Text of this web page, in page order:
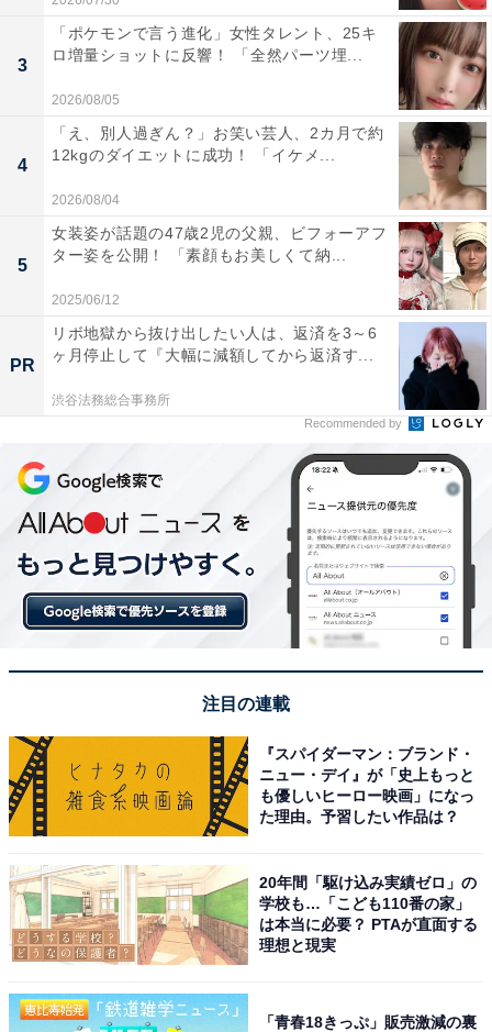
3
「ポケモンで言う進化」女性タレント、25キ
ロ増量ショットに反響！ 「全然パーツ埋...
2026/08/05
4
「え、別人過ぎん？」お笑い芸人、2カ月で約
12kgのダイエットに成功！ 「イケメ...
2026/08/04
5
女装姿が話題の47歳2児の父親、ビフォーアフ
ター姿を公開！ 「素顔もお美しくて納...
2025/06/12
PR
リボ地獄から抜け出したい人は、返済を3～6
ヶ月停止して『大幅に減額してから返済す...
渋谷法務総合事務所
Recommended by
注目の連載
『スパイダーマン：ブランド・
ニュー・デイ』が「史上もっと
も優しいヒーロー映画」になっ
た理由。予習したい作品は？
20年間「駆け込み実績ゼロ」の
学校も…「こども110番の家」
は本当に必要？ PTAが直面する
理想と現実
「青春18きっぷ」販売激減の裏